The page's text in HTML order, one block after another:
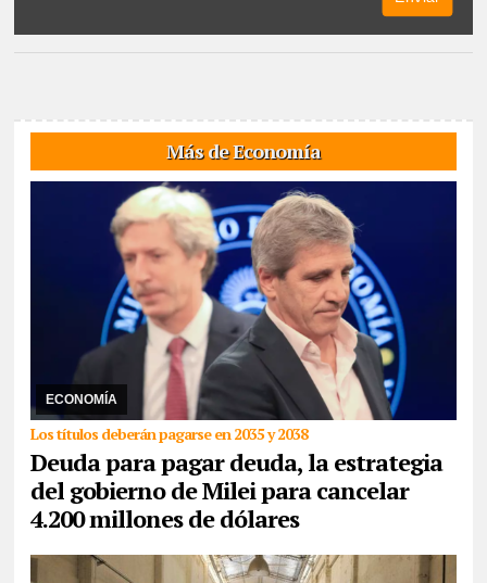
Más de Economía
ECONOMÍA
Los títulos deberán pagarse en 2035 y 2038
Deuda para pagar deuda, la estrategia
del gobierno de Milei para cancelar
4.200 millones de dólares
07/01/2026
Con un vencimiento que afrontar este viernes, el
Banco Central acordó con bancos internacionales un préstamo de
3 mil millones de dólares mediante la ...